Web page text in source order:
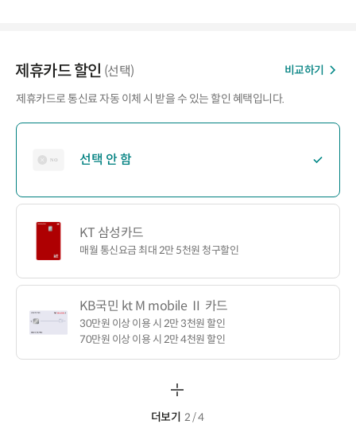
제휴카드 할인 (선택) 비교하기
제휴카드로 통신료 자동 이체 시 받을 수 있는 할인 혜택입니다.
선택 안 함
KT 삼성카드
매월 통신요금 최대 2만 5천원 청구할인
KB국민 kt M mobile Ⅱ 카드
30만원 이상 이용 시 2만 3천원 할인
70만원 이상 이용 시 2만 4천원 할인
더보기 2 / 4